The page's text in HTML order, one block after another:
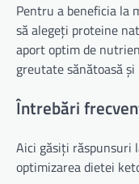
Pentru a beneficia la
să alegeți proteine
aport optim de
greutate sănătoasă
Întrebări
Aici găsiți răspunsuri
optimizarea dietei